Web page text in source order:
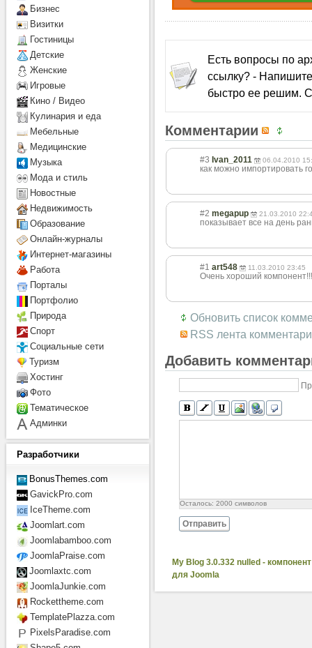
Есть вопросы по
ссылку? -
быстро ее решим.
Комментарии
#3 Ivan_2011 06.04.2010
как можно импортировать
#2 megapup 21.03.2010
показывает все на день
#1 art548 11.03.2010 23:45
Очень хороший
Обновить список
RSS лента
Добавить
Осталось: 2000 символов
Отправить
My Blog 3.0.332 nulled - компонент
для Joomla
Бизнес
Визитки
Гостиницы
Детcкие
Женские
Игровые
Кино / Видео
Кулинария и еда
Мебельные
Медицинские
Музыка
Мода и стиль
Новостные
Недвижимость
Образование
Онлайн-журналы
Интернет-магазины
Работа
Порталы
Портфолио
Природа
Спорт
Социальные сети
Туризм
Хостинг
Фото
Тематическое
Админки
Разработчики
BonusThemes.com
GavickPro.com
IceTheme.com
Joomlart.com
Joomlabamboo.com
JoomlaPraise.com
Joomlaxtc.com
JoomlaJunkie.com
Rockettheme.com
TemplatePlazza.com
PixelsParadise.com